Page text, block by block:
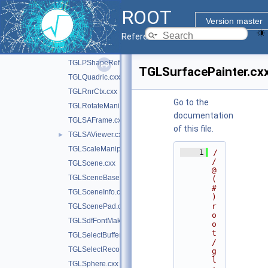
ROOT
Version master
Reference Guide
TGLPolyLine.cxx
TGLPolyMarker.cxx
TGLPShapeObj.cxx
► TGLPShapeObjEditor.cxx
TGLPShapeRef.cxx
TGLQuadric.cxx
TGLRnrCtx.cxx
TGLRotateManip.cxx
TGLSAFrame.cxx
►
TGLSAViewer.cxx
TGLScaleManip.cxx
TGLScene.cxx
TGLSceneBase.cxx
TGLSceneInfo.cxx
TGLScenePad.cxx
TGLSdfFontMaker.cxx
TGLSelectBuffer.cxx
TGLSelectRecord.cxx
TGLSphere.cxx
Go to the
documentation
of this file.
    1
/
/
@
(
#
)
r
o
o
t
/
g
l